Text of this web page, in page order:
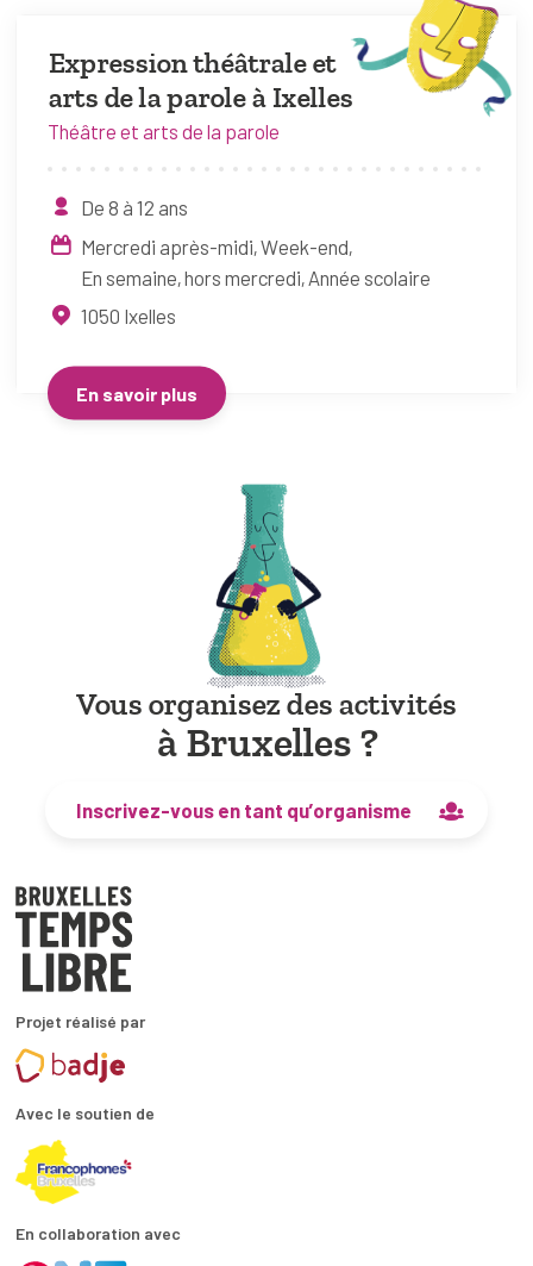
Expression théâtrale et
arts de la parole à Ixelles
Théâtre et arts de la parole
De 8 à 12 ans
Mercredi après-midi Week-end
En semaine, hors mercredi Année scolaire
1050 Ixelles
En savoir plus
Vous organisez des activités
à Bruxelles ?
Inscrivez-vous en tant qu’organisme
Projet réalisé par
Avec le soutien de
En collaboration avec